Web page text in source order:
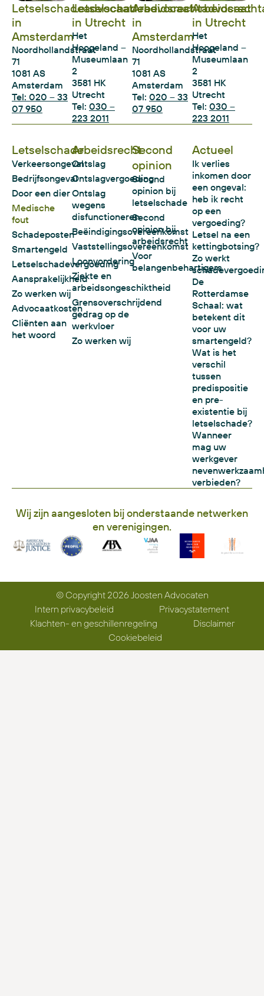
Letselschadeadvocaat
in
Amsterdam
Noordhollandstraat
71
1081 AS
Amsterdam
Tel: 020 – 33
07 950
Letselschadeadvocaat
in Utrecht
Het
Hoogeland –
Museumlaan
2
3581 HK
Utrecht
Tel: 030 –
223 2011
Arbeidsrechtadvocaat
in
Amsterdam
Noordhollandstraat
71
1081 AS
Amsterdam
Tel: 020 – 33
07 950
in Utrecht
Het
Hoogeland –
Museumlaan
2
3581 HK
Utrecht
Tel: 030 –
223 2011
Letselschade
Verkeersongeval
Bedrijfsongeval
Door een dier
Medische
fout
Schadeposten
Smartengeld
Letselschadevergoeding
Aansprakelijkheid
Zo werken wij
Advocaatkosten
Cliënten aan
het woord
Arbeidsrecht
Ontslag
Ontslagvergoeding
Ontslag
wegens
disfunctioneren
Beëindigingsovereenkomst
Vaststellingsovereenkomst
Loonvordering
Ziekte en
arbeidsongeschiktheid
Grensoverschrijdend
gedrag op de
werkvloer
Zo werken wij
Second
opinion
Second
opinion bij
letselschade
Second
opinion bij
arbeidsrecht
Voor
belangenbehartigers
Actueel
Ik verlies
inkomen door
een ongeval:
heb ik recht
op een
vergoeding?
Letsel na een
kettingbotsing?
Zo werkt
De
Rotterdamse
Schaal: wat
betekent dit
voor uw
smartengeld?
Wat is het
verschil
tussen
predispositie
en pre-
existentie bij
letselschade?
Wanneer
mag uw
werkgever
verbieden?
Wij zijn aangesloten bij onderstaande netwerken
en verenigingen.
© Copyright 2026 Joosten Advocaten
Intern privacybeleid
Privacystatement
Klachten- en geschillenregeling
Disclaimer
Cookiebeleid